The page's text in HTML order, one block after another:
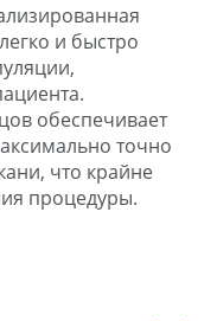
и быстро
обеспечивает
точно
что крайне
процедуры.